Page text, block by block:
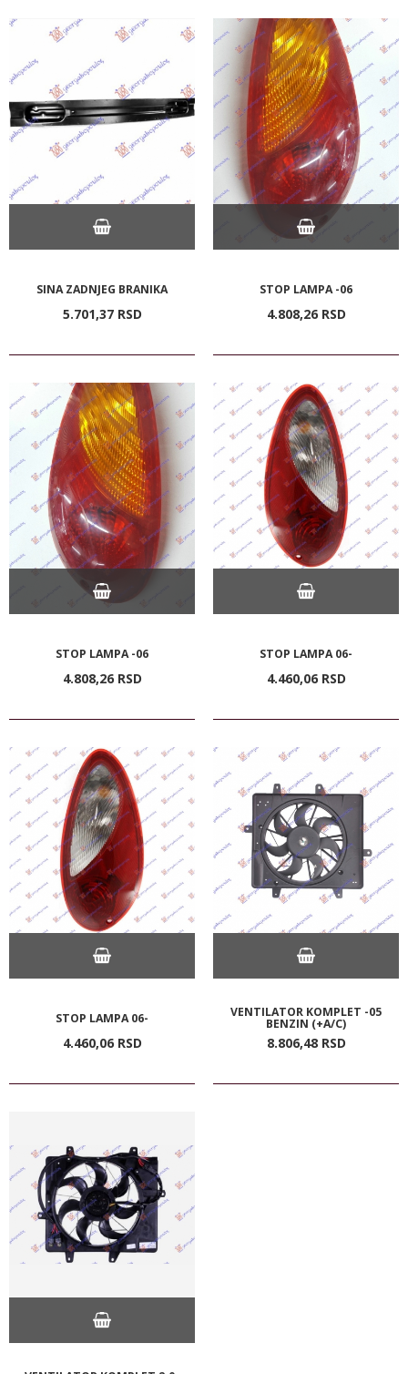
SINA ZADNJEG BRANIKA
5.701,37 RSD
STOP LAMPA -06
4.808,26 RSD
STOP LAMPA -06
4.808,26 RSD
STOP LAMPA 06-
4.460,06 RSD
STOP LAMPA 06-
4.460,06 RSD
VENTILATOR KOMPLET -05
BENZIN (+A/C)
8.806,48 RSD